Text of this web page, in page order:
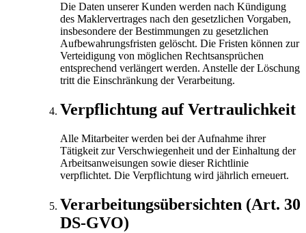
Die Daten unserer Kunden werden nach Kündigung
des Maklervertrages nach den gesetzlichen Vorgaben,
insbesondere der Bestimmungen zu gesetzlichen
Aufbewahrungs­fristen gelöscht. Die Fristen können zur
Verteidigung von möglichen Rechtsansprüchen
entsprechend verlängert werden. Anstelle der Löschung
tritt die Einschränkung der Verarbeitung.
Verpflichtung auf Vertraulichkeit
Alle Mitarbeiter werden bei der Aufnahme ihrer
Tätigkeit zur Verschwiegenheit und der Einhaltung der
Arbeitsanweisungen sowie dieser Richtlinie
verpflichtet. Die Verpflichtung wird jährlich erneuert.
Verarbeitungsübersichten (Art. 30
DS-GVO)